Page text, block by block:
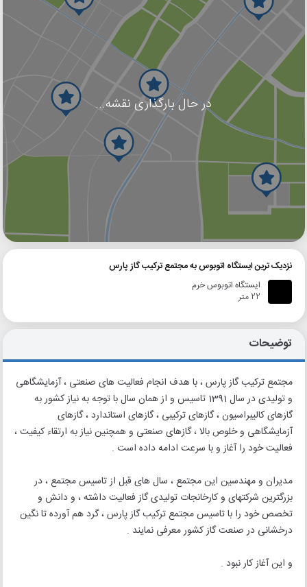
در حال بارگذاری نقشه...
گوگل
نزدیک ترین ایستگاه اتوبوس به مجتمع ترکیب گاز پارس
ایستگاه اتوبوس خرم
22 متر
توضیحات
مجتمع ترکیب گاز پارس ، با هدف انجام فعالیت های صنعتی ، آزمایشگاهی
و تولیدی در سال 1391 تاسیس و از همان سال با توجه به نیاز کشور به
گازهای کالیبراسیون ، گازهای ترکیبی ، گازهای استاندارد ، گازهای
آزمایشگاهی و خلوص بالا ، گازهای صنعتی و همچنین نیاز به ارتقاء کیفیت ،
فعالیت خود را آغاز و با سرعت ادامه داده است .
مدیران و مهندسین این مجتمع ، سال های قبل از تاسیس مجتمع ، در
بزرگترین شرکتهای و کارخانجات تولیدی گاز فعالیت داشته ، و دانش و
تخصص خود را با تاسیس مجتمع ترکیب گاز پارس ، گرد هم آورده تا نگین
درخشانی در صنعت گاز کشور معرفی نمایند .
و این آغاز کار نبود .